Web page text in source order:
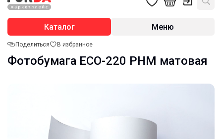
Каталог Меню
Поделиться В избранное
Фотобумага ECO-220 PHM матовая